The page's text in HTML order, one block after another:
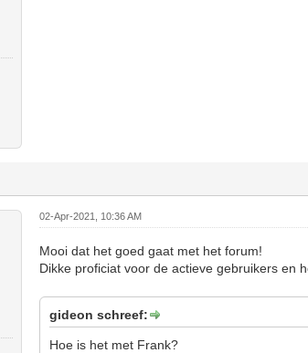
02-Apr-2021, 10:36 AM
Mooi dat het goed gaat met het forum!
Dikke proficiat voor de actieve gebruikers
gideon schreef:
Hoe is het met Frank?